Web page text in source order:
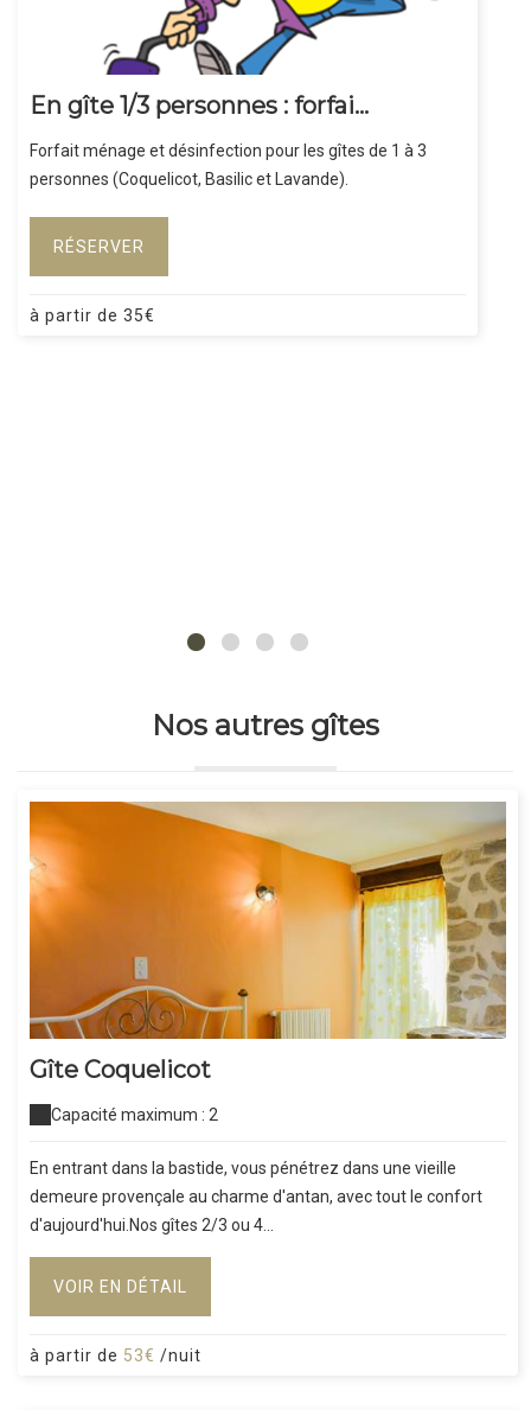
En gîte 1/3 personnes : forfai...
Forfait ménage et désinfection pour les gîtes de 1 à 3
personnes (Coquelicot, Basilic et Lavande).
RÉSERVER
à partir de 35€
Nos autres gîtes
Gîte Coquelicot
Capacité maximum : 2
En entrant dans la bastide, vous pénétrez dans une vieille
demeure provençale au charme d'antan, avec tout le confort
d'aujourd'hui.Nos gîtes 2/3 ou 4...
VOIR EN DÉTAIL
à partir de 53€ /nuit